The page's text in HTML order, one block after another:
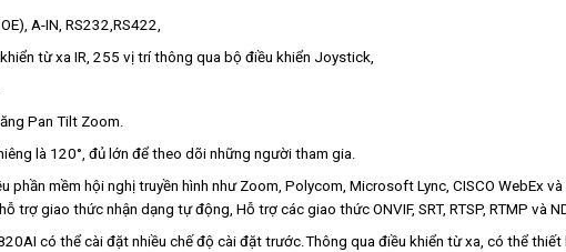
A-IN, RS232,RS422,
từ xa IR, 255 vị trí thông qua bộ điều khiển Joystick,
Pan Tilt Zoom.
là 120°, đủ lớn để theo dõi những người tham gia.
phần mềm hội nghị truyền hình như Zoom, Polycom, Microsoft Lync, CISCO
trợ giao thức nhận dạng tự động, Hỗ trợ các giao thức ONVIF, SRT, RTSP, RTMP và
có thể cài đặt nhiều chế độ cài đặt trước.Thông qua điều khiển từ xa, có thể